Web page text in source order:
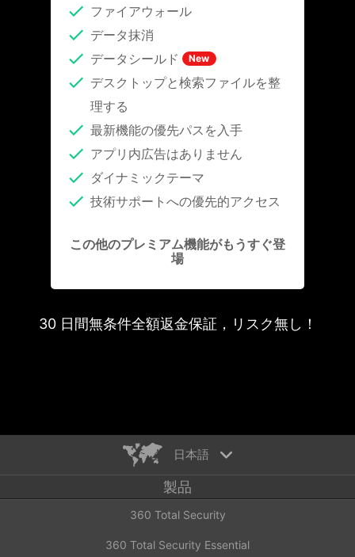
ファイアウォール
データ抹消
データシールド
New
デスクトップと検索ファイルを整
理する
最新機能の優先パスを入手
アプリ内広告はありません
ダイナミックテーマ
技術サポートへの優先的アクセス
この他のプレミアム機能がもうすぐ登
場
30 日間無条件全額返金保証，リスク無し！
日本語
English
Español
Deutsch
製品
360 Total Security
360 Total Security Essential